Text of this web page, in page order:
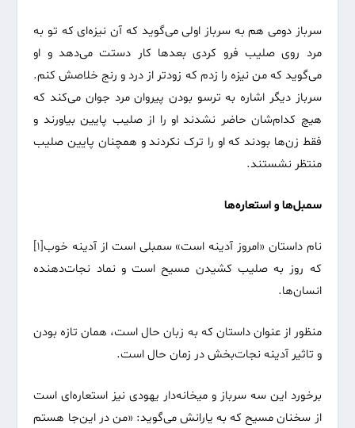
سرباز دومی هم به سرباز اولی می‌گوید که آن نیزه‌ای که تو به
مرد روی صلیب فرو کردی بعدها کار دستت می‌دهد و او
می‌گوید که من نیزه را زدم که زودتر از درد و رنج خلاصش کنم.
سرباز دیگر اشاره به ترسو بودن پیروان مرد جوان می‌کند که
هیچ کدام‌شان حاضر نشدند او را از صلیب پایین بیاورند و
فقط زن‌ها بودند که او را ترک نکردند و همچنان پایین صلیب
منتظر نشستند.
سمبل‌ها و استعاره‌ها
نام داستان «امروز آدینه است» سمبلی است از آدینه خوب[1]
که روز به صلیب کشیدن مسیح است و نماد نجات‌دهنده
انسان‌ها.
منظور از عنوان داستان که به زبان حال است، همان تازه بودن
و تاثیر آدینه نجات‌بخش در زمان حال است.
برخورد این سه سرباز و میخانه‌دار یهودی نیز استعاره‌ای است
از سخنان مسیح که به یارانش می‌گوید: «من در این‌جا هستم